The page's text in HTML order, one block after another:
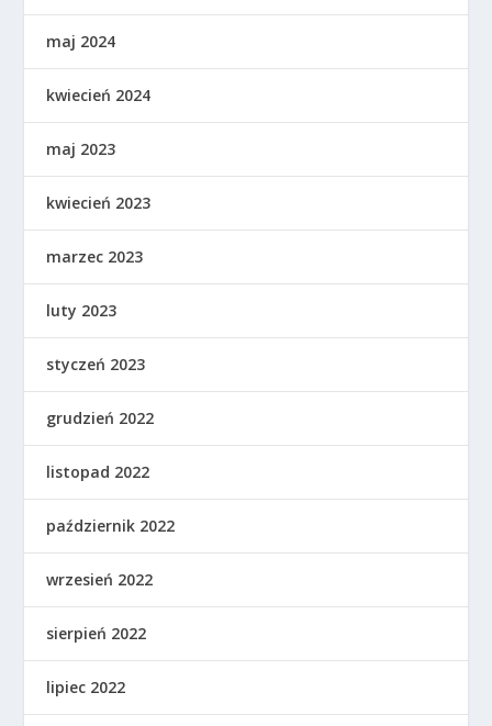
maj 2024
kwiecień 2024
maj 2023
kwiecień 2023
marzec 2023
luty 2023
styczeń 2023
grudzień 2022
listopad 2022
październik 2022
wrzesień 2022
sierpień 2022
lipiec 2022